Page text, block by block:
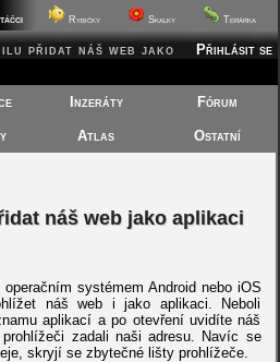
Rybičky Skalky Terárka
Přihlásit se
přidat náš web jako
Inzeráty Fórum
Atlas Ostatní
náš web jako aplikaci
systémem Android nebo iOS
náš web i jako aplikaci. Neboli
aplikací a po otevření uvidíte náš
zadali naši adresu. Navíc se
skryjí se zbytečné lišty prohlížeče.